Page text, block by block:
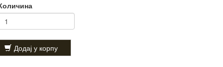
Додај у корпу